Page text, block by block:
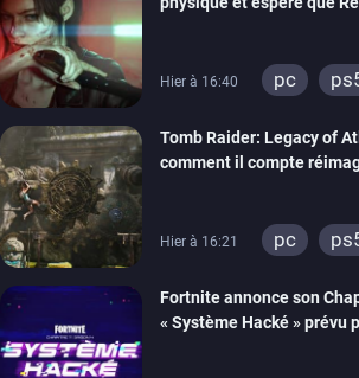
Hier à 16:40 pc
Tomb Raider: Legacy of
comment il compte
Hier à 16:21 pc
Fortnite annonce son
« Système Hacké » prévu